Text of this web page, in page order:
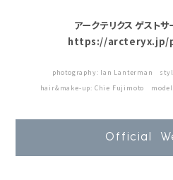
アークテリクス ゲスト
https://arcteryx.jp/
photography: Ian Lanterman
hair&make-up: Chie Fujimoto
Official